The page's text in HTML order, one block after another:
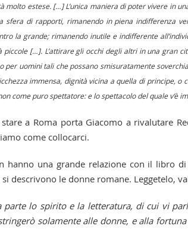
molto estese. […]L’unica maniera di poter vivere in
sfera di rapporti, rimanendo in piena indifferenza
la grande; rimanendo inutile e indifferente
piccole […]. L’attirare gli occhi degli altri in una gran
per uomini tali che possano smisuratamente
immensa, dignità vicina a quella di principe,
come puro spettatore: e lo spettacolo del quale v’è
a Roma porta Giacomo a rivalutare
come collocarci.
hanno una grande relazione con il libro
descrivono le donne romane. Leggetelo,
parte lo spirito e la letteratura, di cui vi
solamente alle donne, e alla